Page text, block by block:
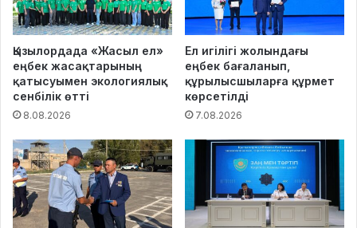
Қызылордада «Жасыл ел»
еңбек жасақтарының
қатысуымен экологиялық
сенбілік өтті
8.08.2026
Ел игілігі жолындағы
еңбек бағаланып,
құрылысшыларға құрмет
көрсетілді
7.08.2026